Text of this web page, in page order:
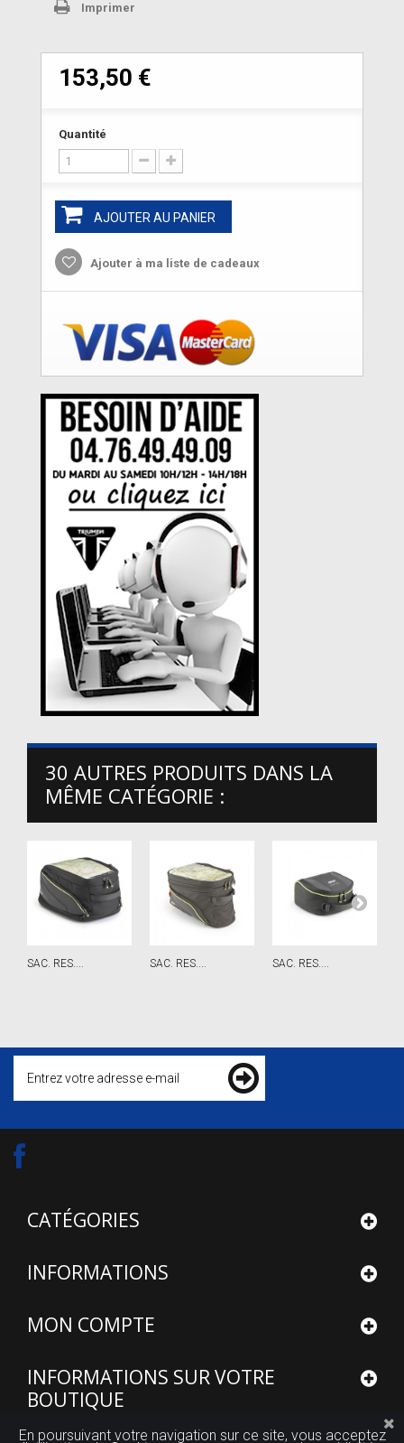
Imprimer
153,50 €
Quantité
AJOUTER AU PANIER
Ajouter à ma liste de cadeaux
30 AUTRES PRODUITS DANS LA
MÊME CATÉGORIE :
SAC. RES.... SAC. RES.... SAC. RES....
CATÉGORIES
INFORMATIONS
MON COMPTE
INFORMATIONS SUR VOTRE
BOUTIQUE
En poursuivant votre navigation sur ce site, vous acceptez